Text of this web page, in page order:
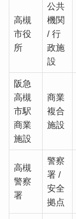
高槻
市役
所
公共
機関
/ 行
政施
設
阪急
高槻
市駅
商業
施設
商業
複合
施設
高槻
警察
署
警察
署 /
安全
拠点